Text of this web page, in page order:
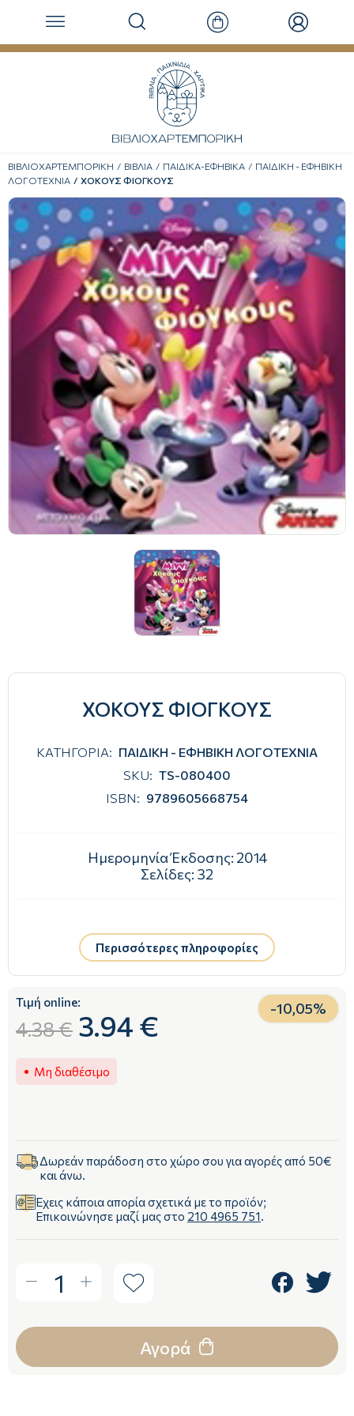
ΒΙΒΛΙΟΧΑΡΤΕΜΠΟΡΙΚΗ ΒΙΒΛΙΑ ΠΑΙΔΙΚΑ-ΕΦΗΒΙΚΑ
ΠΑΙΔΙΚΗ - ΕΦΗΒΙΚΗ
ΛΟΓΟΤΕΧΝΙΑ
ΧΟΚΟΥΣ ΦΙΟΓΚΟΥΣ
ΧΟΚΟΥΣ ΦΙΟΓΚΟΥΣ
ΚΑΤΗΓΟΡΙΑ: ΠΑΙΔΙΚΗ - ΕΦΗΒΙΚΗ ΛΟΓΟΤΕΧΝΙΑ
SKU: TS-080400
ISBN: 9789605668754
Ημερομηνία Έκδοσης: 2014
Σελίδες: 32
Περισσότερες πληροφορίες
Τιμή online:
4.38 € 3.94 € -10,05%
Μη διαθέσιμο
Δωρεάν παράδοση στο χώρο σου για αγορές από 50€
και άνω.
Έχεις κάποια απορία σχετικά με το προϊόν;
Επικοινώνησε μαζί μας στο 210 4965 751.
1
Αγορά